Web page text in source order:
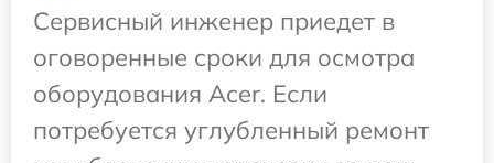
Сервисный инженер приедет в
оговоренные сроки для осмотра
оборудования Acer. Если
потребуется углубленный ремонт